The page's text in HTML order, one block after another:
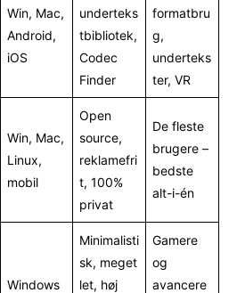
Win, Mac,
Android,
iOS
underteks
tbibliotek,
Codec
Finder
formatbru
g,
underteks
ter, VR
Win, Mac,
Linux,
mobil
Open
source,
reklamefri
t, 100%
privat
De fleste
brugere –
bedste
alt-i-én
Windows
Minimalisti
sk, meget
let, høj
Gamere
og
avancere